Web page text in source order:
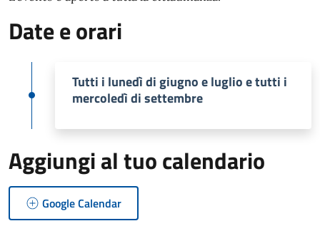
Date e orari
Tutti i lunedì di giugno e luglio e tutti i
mercoledì di settembre
Aggiungi al tuo calendario
Google Calendar